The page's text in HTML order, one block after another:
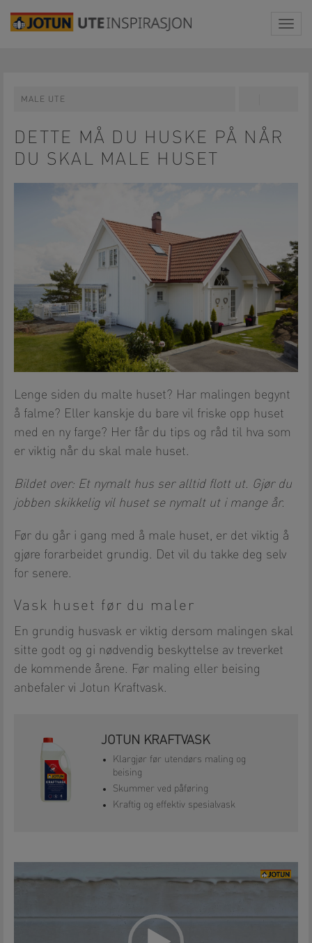
MALE UTE
FacebookPinterest
DETTE MÅ DU HUSKE PÅ NÅR
DU SKAL MALE HUSET
Lenge siden du malte huset? Har malingen begynt
å falme? Eller kanskje du bare vil friske opp huset
med en ny farge? Her får du tips og råd til hva som
er viktig når du skal male huset.
Bildet over: Et nymalt hus ser alltid flott ut. Gjør du
jobben skikkelig vil huset se nymalt ut i mange år.
Før du går i gang med å male huset, er det viktig å
gjøre forarbeidet grundig. Det vil du takke deg selv
for senere.
Vask huset før du maler
En grundig husvask er viktig dersom malingen skal
sitte godt og gi nødvendig beskyttelse av treverket
de kommende årene. Før maling eller beising
anbefaler vi Jotun Kraftvask.
JOTUN KRAFTVASK
Klargjør før utendørs maling og
beising
Skummer ved påføring
Kraftig og effektiv spesialvask